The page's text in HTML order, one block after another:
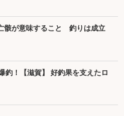
骸が意味すること 釣りは成立
釣！【滋賀】 好釣果を支えたロ